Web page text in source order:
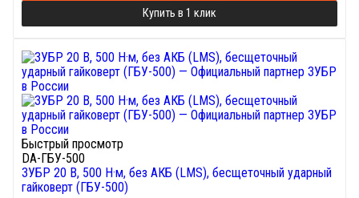
Купить в 1 клик
Быстрый просмотр
DA-ГБУ-500
ЗУБР 20 В, 500 Н·м, без АКБ (LMS), бесщеточный ударный
гайковерт (ГБУ-500)